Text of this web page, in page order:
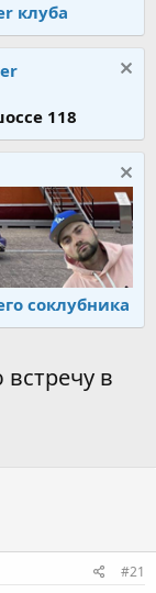
клуба
118
соклубника
в
#21